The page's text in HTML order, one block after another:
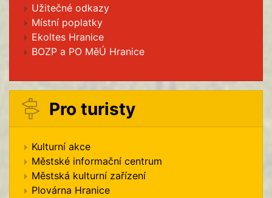
Užitečné odkazy
Místní poplatky
Ekoltes Hranice
BOZP a PO MěÚ Hranice
Pro turisty
Kulturní akce
Městské informační centrum
Městská kulturní zařízení
Plovárna Hranice